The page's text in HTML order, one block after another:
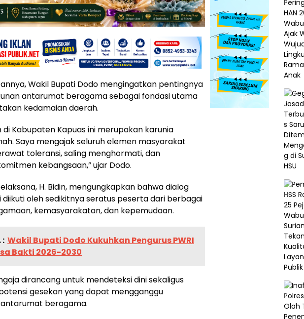
Wakil Bupati Dodo mengingatkan pentingnya
antarumat beragama sebagai fondasi utama
kedamaian daerah.
di Kabupaten Kapuas ini merupakan karunia
Saya mengajak seluruh elemen masyarakat
toleransi, saling menghormati, dan
kebangsaan,” ujar Dodo.
H. Bidin, mengungkapkan bahwa dialog
diikuti oleh sedikitnya seratus peserta dari berbagai
kemasyarakatan, dan kepemudaan.
: Wakil Bupati Dodo Kukuhkan Pengurus PWRI
Bakti 2026-2030
dirancang untuk mendeteksi dini sekaligus
gesekan yang dapat mengganggu
beragama.